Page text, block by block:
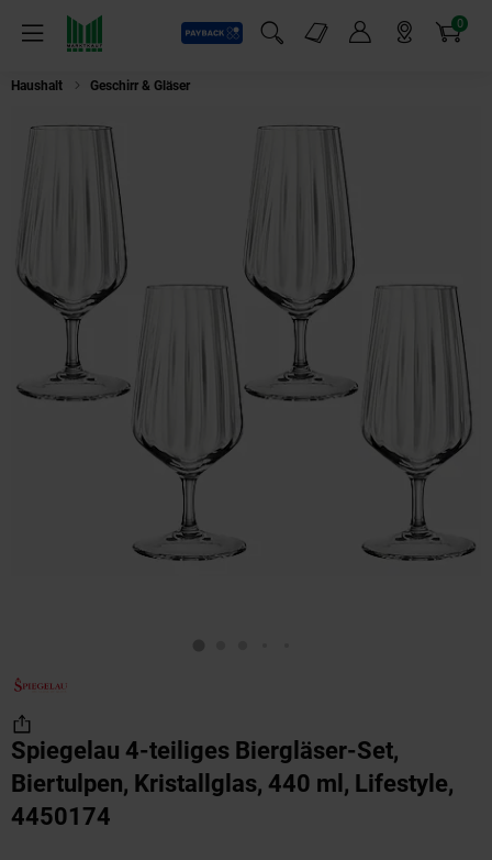
Menü
Payback
Suchfeld einblenden
Markt-Angebote 0
Artikel
Haushalt Geschirr & Gläser
Spiegelau 4-teiliges Biergläser-Set,
Biertulpen, Kristallglas, 440 ml, Lifestyle,
4450174